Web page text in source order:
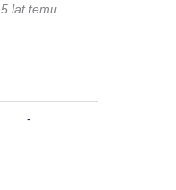
5 lat temu
-